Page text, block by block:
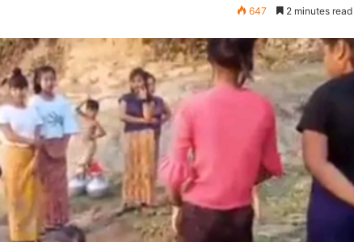
647 2 minutes read